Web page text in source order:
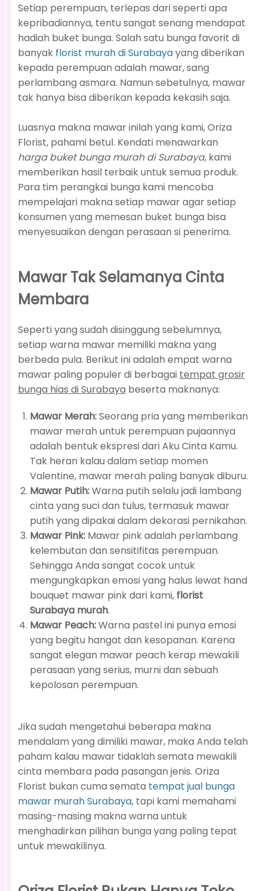
Setiap perempuan, terlepas dari seperti apa
kepribadiannya, tentu sangat senang mendapat
hadiah buket bunga. Salah satu bunga favorit di
banyak florist murah di Surabayayang diberikan
kepada perempuan adalah mawar, sang
perlambang asmara. Namun sebetulnya, mawar
tak hanya bisa diberikan kepada kekasih saja.
Luasnya makna mawar inilah yang kami, Oriza
Florist, pahami betul. Kendati menawarkan
harga buket bunga murah di Surabaya, kami
memberikan hasil terbaik untuk semua produk.
Para tim perangkai bunga kami mencoba
mempelajari makna setiap mawar agar setiap
konsumen yang memesan buket bunga bisa
menyesuaikan dengan perasaan si penerima.
Mawar Tak Selamanya Cinta
Membara
Seperti yang sudah disinggung sebelumnya,
setiap warna mawar memiliki makna yang
berbeda pula. Berikut ini adalah empat warna
mawar paling populer di berbagai tempat grosir
bunga hias di Surabaya beserta maknanya:
Mawar Merah:Seorang pria yang memberikan
mawar merah untuk perempuan pujaannya
adalah bentuk ekspresi dari Aku Cinta Kamu.
Tak heran kalau dalam setiap momen
Valentine, mawar merah paling banyak diburu.
Mawar Putih:Warna putih selalu jadi lambang
cinta yang suci dan tulus, termasuk mawar
putih yang dipakai dalam dekorasi pernikahan.
Mawar Pink: Mawar pink adalah perlambang
kelembutan dan sensitifitas perempuan.
Sehingga Anda sangat cocok untuk
mengungkapkan emosi yang halus lewat hand
bouquet mawar pink dari kami, florist
Surabaya murah.
Mawar Peach:Warna pastel ini punya emosi
yang begitu hangat dan kesopanan. Karena
sangat elegan mawar peach kerap mewakili
perasaan yang serius, murni dan sebuah
kepolosan perempuan.
Jika sudah mengetahui beberapa makna
mendalam yang dimiliki mawar, maka Anda telah
paham kalau mawar tidaklah semata mewakili
cinta membara pada pasangan jenis. Oriza
Florist bukan cuma semata tempat jual bunga
mawar murah Surabaya, tapi kami memahami
masing-masing makna warna untuk
menghadirkan pilihan bunga yang paling tepat
untuk mewakilinya.